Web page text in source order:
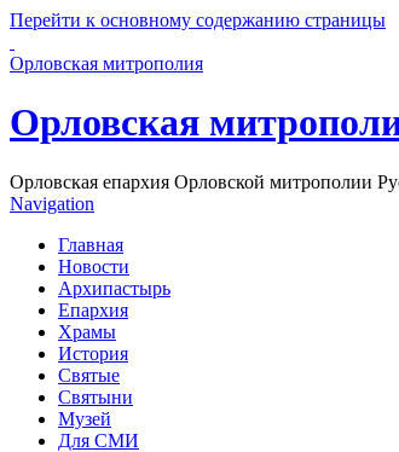
Перейти к основному содержанию страницы
Орловская митрополия
Орловская
Орловская епархия Орловской митрополии
Navigation
Главная
Новости
Архипастырь
Епархия
Храмы
История
Святые
Святыни
Музей
Для СМИ